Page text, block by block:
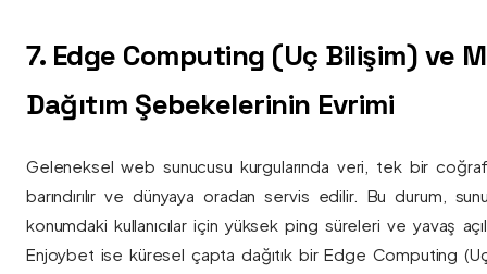
7. Edge Computing (Uç Bilişim) ve
Dağıtım Şebekelerinin Evrimi
Geleneksel web sunucusu kurgularında veri, tek bir
barındırılır ve dünyaya oradan servis edilir. Bu durum,
konumdaki kullanıcılar için yüksek ping süreleri ve yavaş
Enjoybet ise küresel çapta dağıtık bir Edge Computing